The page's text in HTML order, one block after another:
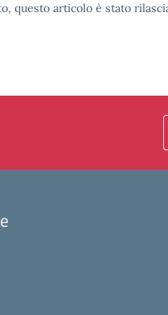
questo articolo è stato